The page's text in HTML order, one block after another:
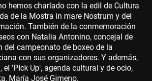
hemos charlado con la edil de Cultura
de la Mostra in mare Nostrum y del
También de la conmemoración
con Natalia Antonino, concejal de
del campeonato de boxeo de la
con sus organizadores. Y además,
el 'PIck Up', agenda cultural y de ocio,
María José Gimeno.